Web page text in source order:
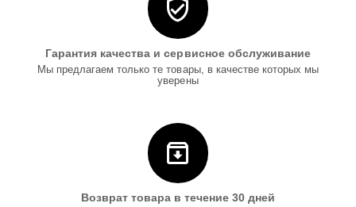
Гарантия качества и сервисное обслуживание
Мы предлагаем только те товары, в качестве которых мы
уверены
Возврат товара в течение 30 дней